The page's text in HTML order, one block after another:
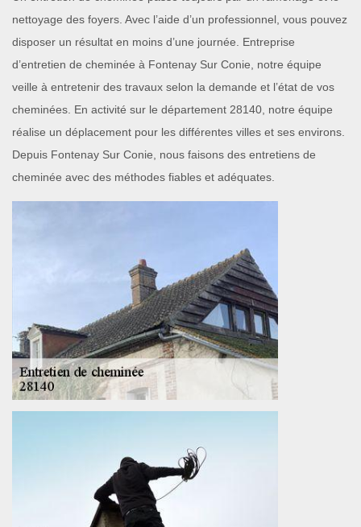
nettoyage des foyers. Avec l’aide d’un professionnel, vous pouvez
disposer un résultat en moins d’une journée. Entreprise
d’entretien de cheminée à Fontenay Sur Conie, notre équipe
veille à entretenir des travaux selon la demande et l’état de vos
cheminées. En activité sur le département 28140, notre équipe
réalise un déplacement pour les différentes villes et ses environs.
Depuis Fontenay Sur Conie, nous faisons des entretiens de
cheminée avec des méthodes fiables et adéquates.